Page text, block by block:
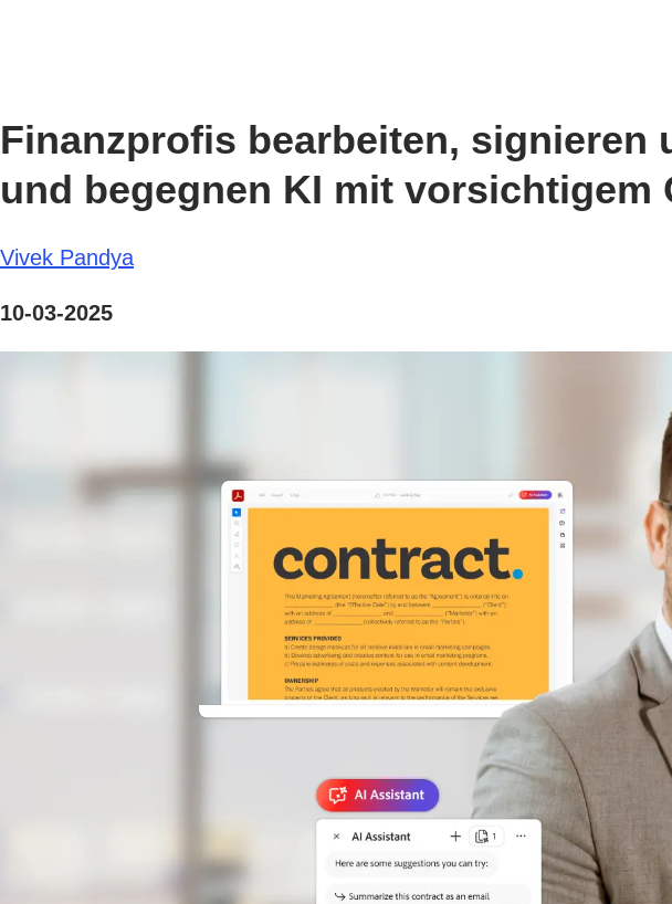
Finanzprofis bearbeiten, signieren
und begegnen KI mit vorsichtigem
Vivek Pandya
10-03-2025